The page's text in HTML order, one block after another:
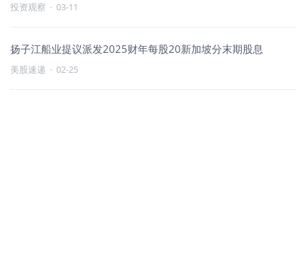
投资观察 · 03-11
扬子江船业提议派发2025财年每股20新加坡分末期股息
美股速递 · 02-25